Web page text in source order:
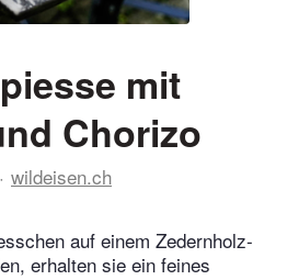
mit
Chorizo
wildeisen.ch
auf einem Zedernholz-
erhalten sie ein feines